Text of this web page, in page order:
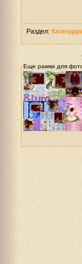
Раздел:
Еще рамки для